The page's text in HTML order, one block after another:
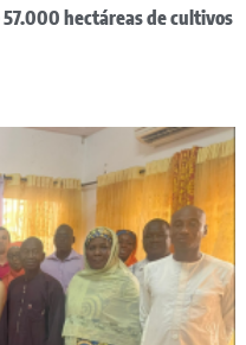
hectáreas de cultivos